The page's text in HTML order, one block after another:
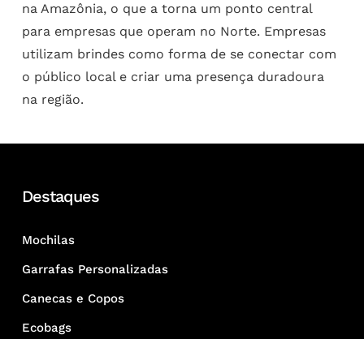
na Amazônia, o que a torna um ponto central
para empresas que operam no Norte. Empresas
utilizam brindes como forma de se conectar com
o público local e criar uma presença duradoura
na região.
Destaques
Mochilas
Garrafas Personalizadas
Canecas e Copos
Ecobags